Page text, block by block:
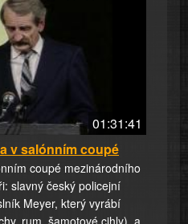
01:31:41
v salónním coupé
coupé mezinárodního
slavný český policejní
Meyer, který vyrábí
rum, šamotové cihly), a